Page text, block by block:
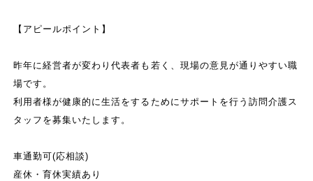
【アピールポイント】
昨年に経営者が変わり代表者も若く、現場の意見が通りやすい職
場です。
利用者様が健康的に生活をするためにサポートを行う訪問介護ス
タッフを募集いたします。
車通勤可(応相談)
産休・育休実績あり